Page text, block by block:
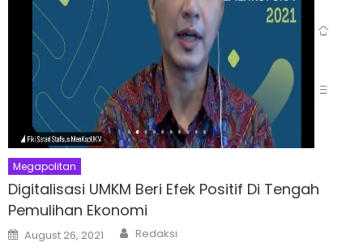
Megapolitan
Digitalisasi UMKM Beri Efek Positif Di Tengah
Pemulihan Ekonomi
Posted
on
August 26, 2021 Author
Redaksi